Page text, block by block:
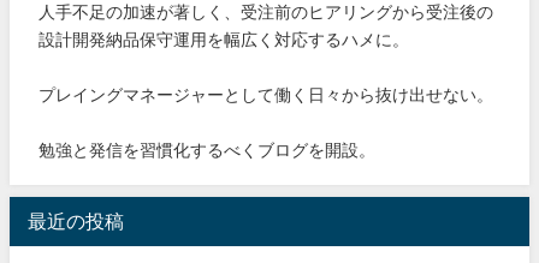
人手不足の加速が著しく、受注前のヒアリングから受注後の
設計開発納品保守運用を幅広く対応するハメに。
プレイングマネージャーとして働く日々から抜け出せない。
勉強と発信を習慣化するべくブログを開設。
最近の投稿